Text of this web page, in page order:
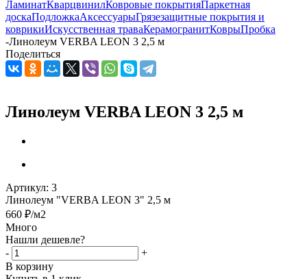
ЛаминатКварцвинилКовровые покрытияПаркетная
доскаПодложкаАксессуарыГрязезащитные покрытия и
коврикиИскусственная траваКерамогранитКоврыПробка
-Линолеум VERBA LEON 3 2,5 м
Поделиться
Линолеум VERBA LEON 3 2,5 м
Артикул: 3
Линолеум "VERBA LEON 3" 2,5 м
660 ₽/м2
Много
Нашли дешевле?
-
+
В корзину